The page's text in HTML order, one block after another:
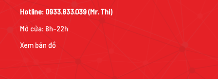
Hotline: 0933.833.039(Mr. Thi)
Mở cửa: 8h-22h
Xem bản đồ